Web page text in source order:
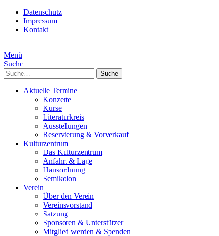
Datenschutz
Impressum
Kontakt
Menü
Suche
Suche
Aktuelle Termine
Konzerte
Kurse
Literaturkreis
Ausstellungen
Reservierung & Vorverkauf
Kulturzentrum
Das Kulturzentrum
Anfahrt & Lage
Hausordnung
Semikolon
Verein
Über den Verein
Vereinsvorstand
Satzung
Sponsoren & Unterstützer
Mitglied werden & Spenden